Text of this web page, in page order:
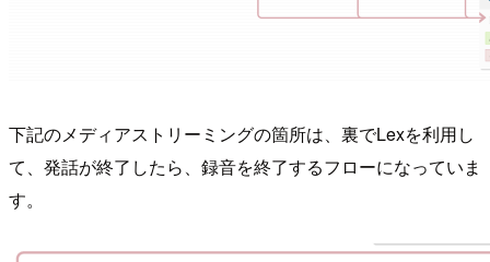
下記のメディアストリーミングの箇所は、裏でLexを利用し
て、発話が終了したら、録音を終了するフローになっていま
す。